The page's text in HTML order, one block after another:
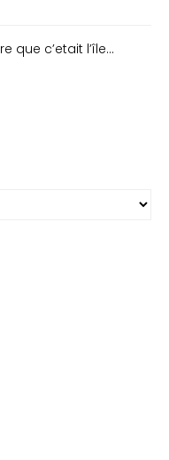
que c’etait l’île…